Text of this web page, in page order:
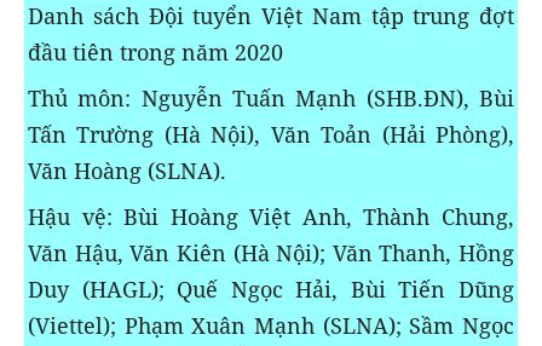
Danh sách Đội tuyển Việt Nam tập trung đợt
đầu tiên trong năm 2020
Thủ môn: Nguyễn Tuấn Mạnh (SHB.ĐN), Bùi
Tấn Trường (Hà Nội), Văn Toản (Hải Phòng),
Văn Hoàng (SLNA).
Hậu vệ:Bùi Hoàng Việt Anh, Thành Chung,
Văn Hậu, Văn Kiên (Hà Nội); Văn Thanh, Hồng
Duy (HAGL); Quế Ngọc Hải, Bùi Tiến Dũng
(Viettel); Phạm Xuân Mạnh (SLNA); Sầm Ngọc